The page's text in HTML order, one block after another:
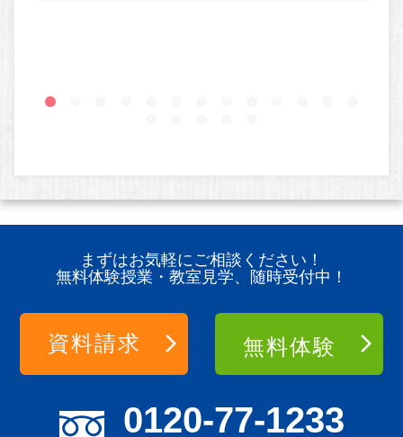
まずはお気軽にご相談ください！
無料体験授業・教室見学、随時受付中！
0120-77-1233
資料請求 無料体験